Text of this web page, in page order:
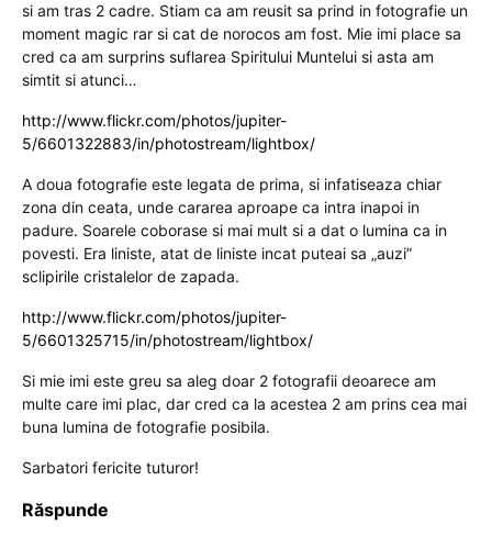
si am tras 2 cadre. Stiam ca am reusit sa prind in fotografie un
moment magic rar si cat de norocos am fost. Mie imi place sa
cred ca am surprins suflarea Spiritului Muntelui si asta am
simtit si atunci…
http://www.flickr.com/photos/jupiter-
5/6601322883/in/photostream/lightbox/
A doua fotografie este legata de prima, si infatiseaza chiar
zona din ceata, unde cararea aproape ca intra inapoi in
padure. Soarele coborase si mai mult si a dat o lumina ca in
povesti. Era liniste, atat de liniste incat puteai sa „auzi”
sclipirile cristalelor de zapada.
http://www.flickr.com/photos/jupiter-
5/6601325715/in/photostream/lightbox/
Si mie imi este greu sa aleg doar 2 fotografii deoarece am
multe care imi plac, dar cred ca la acestea 2 am prins cea mai
buna lumina de fotografie posibila.
Sarbatori fericite tuturor!
Răspunde